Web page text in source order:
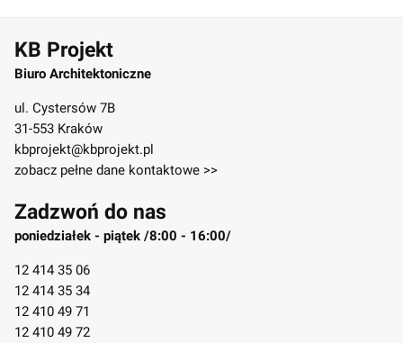
KB Projekt
Biuro Architektoniczne
ul. Cystersów 7B
31-553 Kraków
kbprojekt@kbprojekt.pl
zobacz pełne dane kontaktowe >>
Zadzwoń do nas
poniedziałek - piątek /8:00 - 16:00/
12 414 35 06
12 414 35 34
12 410 49 71
12 410 49 72